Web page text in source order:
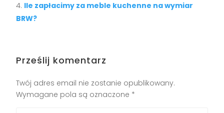
Ile zapłacimy za meble kuchenne na wymiar
BRW?
Prześlij komentarz
Twój adres email nie zostanie opublikowany.
Wymagane pola są oznaczone *